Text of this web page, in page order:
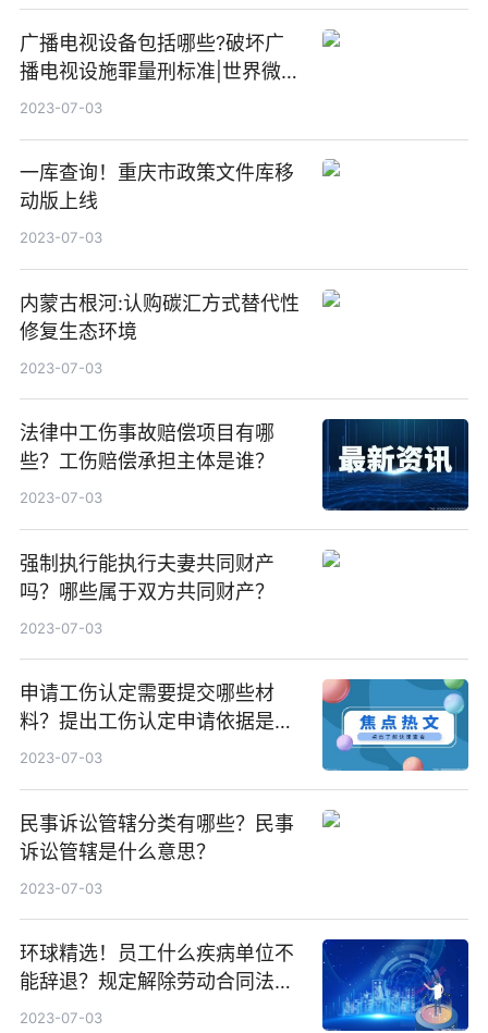
广播电视设备包括哪些?破坏广
播电视设施罪量刑标准|世界微资
讯
2023-07-03
一库查询！重庆市政策文件库移
动版上线
2023-07-03
内蒙古根河:认购碳汇方式替代性
修复生态环境
2023-07-03
法律中工伤事故赔偿项目有哪
些？工伤赔偿承担主体是谁？
2023-07-03
强制执行能执行夫妻共同财产
吗？哪些属于双方共同财产？
2023-07-03
申请工伤认定需要提交哪些材
料？提出工伤认定申请依据是什
么？ 天天快资讯
2023-07-03
民事诉讼管辖分类有哪些？民事
诉讼管辖是什么意思？
2023-07-03
环球精选！员工什么疾病单位不
能辞退？规定解除劳动合同法定
情形有哪些？
2023-07-03